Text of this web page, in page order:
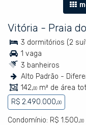
Vitória - Praia
3 dormitórios (2
1 vaga
3 banheiros
Alto Padrão -
142,00 m² de área
R$ 2.490.000,00
Condomínio: R$ 1.500,00